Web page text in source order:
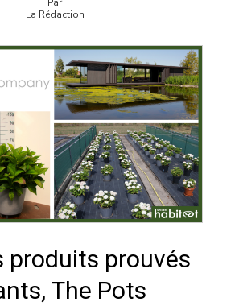
La Rédaction
produits prouvés
The Pots